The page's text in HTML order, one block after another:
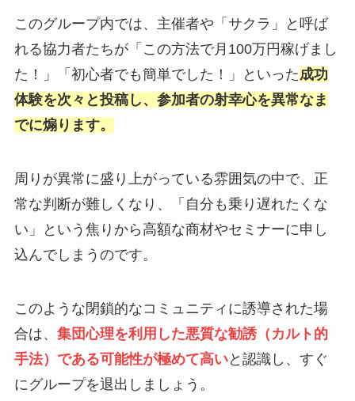
このグループ内では、主催者や「サクラ」と呼ば
れる協力者たちが「この方法で月100万円稼げまし
た！」「初心者でも簡単でした！」といった成功
体験を次々と投稿し、参加者の射幸心を異常なま
でに煽ります。
周りが異常に盛り上がっている雰囲気の中で、正
常な判断が難しくなり、「自分も乗り遅れたくな
い」という焦りから高額な商材やセミナーに申し
込んでしまうのです。
このような閉鎖的なコミュニティに誘導された場
合は、 集団心理を利用した悪質な勧誘（カルト的
手法）である可能性が極めて高いと認識し、すぐ
にグループを退出しましょう。